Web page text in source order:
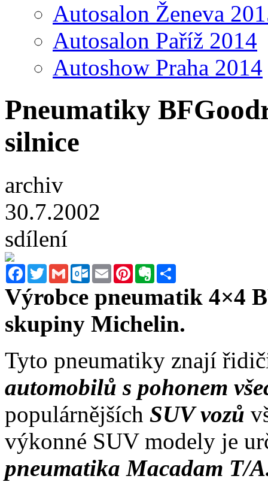
Autosalon Ženeva
Autosalon Paříž 2014
Autoshow Praha 2014
Pneumatiky
silnice
archiv
30.7.2002
sdílení
FacebookTwitterGmail Outlook.com
Email PinterestEvernote
Výrobce pneumatik 4×4
skupiny Michelin.
Tyto pneumatiky znají
automobilů s pohonem
populárnějších SUV vozů
výkonné SUV modely je
pneumatika Macadam T/